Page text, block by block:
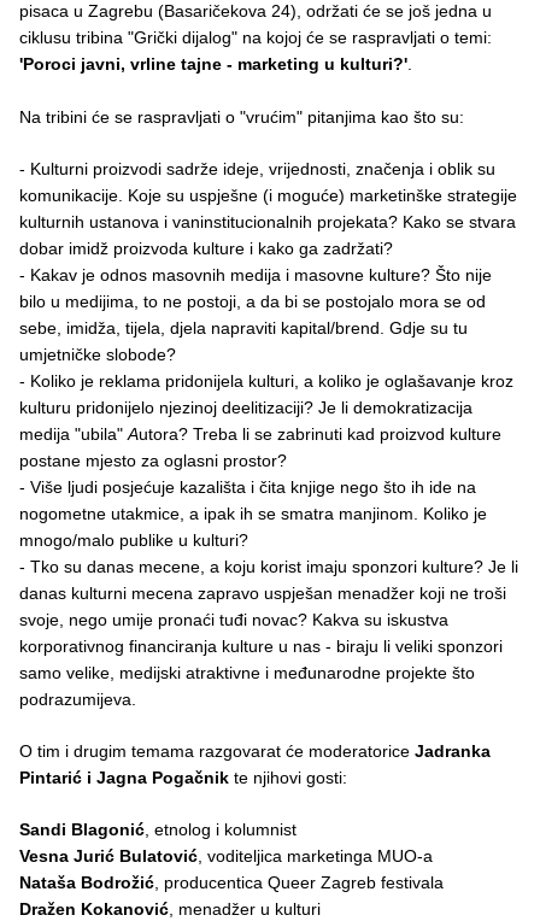
pisaca u Zagrebu (Basaričekova 24), održati će se još jedna u
ciklusu tribina "Grički dijalog" na kojoj će se raspravljati o temi:
'Poroci javni, vrline tajne - marketing u kulturi?'.
Na tribini će se raspravljati o "vrućim" pitanjima kao što su:
- Kulturni proizvodi sadrže ideje, vrijednosti, značenja i oblik su
komunikacije. Koje su uspješne (i moguće) marketinške strategije
kulturnih ustanova i vaninstitucionalnih projekata? Kako se stvara
dobar imidž proizvoda kulture i kako ga zadržati?
- Kakav je odnos masovnih medija i masovne kulture? Što nije
bilo u medijima, to ne postoji, a da bi se postojalo mora se od
sebe, imidža, tijela, djela napraviti kapital/brend. Gdje su tu
umjetničke slobode?
- Koliko je reklama pridonijela kulturi, a koliko je oglašavanje kroz
kulturu pridonijelo njezinoj deelitizaciji? Je li demokratizacija
medija "ubila"Autora? Treba li se zabrinuti kad proizvod kulture
postane mjesto za oglasni prostor?
- Više ljudi posjećuje kazališta i čita knjige nego što ih ide na
nogometne utakmice, a ipak ih se smatra manjinom. Koliko je
mnogo/malo publike u kulturi?
- Tko su danas mecene, a koju korist imaju sponzori kulture? Je li
danas kulturni mecena zapravo uspješan menadžer koji ne troši
svoje, nego umije pronaći tuđi novac? Kakva su iskustva
korporativnog financiranja kulture u nas - biraju li veliki sponzori
samo velike, medijski atraktivne i međunarodne projekte što
podrazumijeva.
O tim i drugim temama razgovarat će moderatorice Jadranka
Pintarić i Jagna Pogačnik te njihovi gosti:
Sandi Blagonić, etnolog i kolumnist
Vesna Jurić Bulatović, voditeljica marketinga MUO-a
Nataša Bodrožić, producentica Queer Zagreb festivala
Dražen Kokanović, menadžer u kulturi